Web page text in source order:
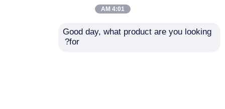
4:01 AM
Good day, what product are you looking
for?